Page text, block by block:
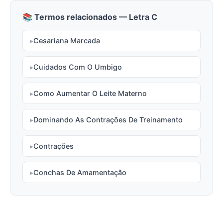
📚 Termos relacionados — Letra C
Cesariana Marcada
Cuidados Com O Umbigo
Como Aumentar O Leite Materno
Dominando As Contrações De Treinamento
Contrações
Conchas De Amamentação